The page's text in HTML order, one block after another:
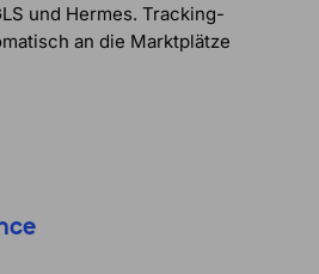
und Hermes. Tracking-
an die Marktplätze